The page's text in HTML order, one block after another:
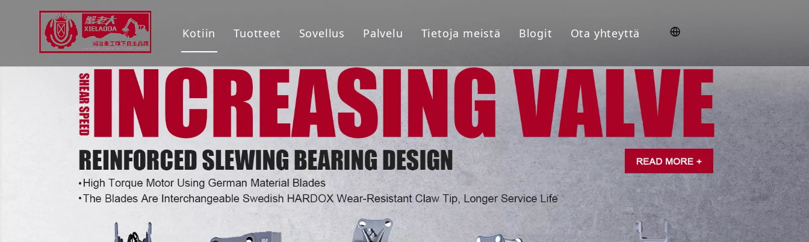
Kotiin
Tuotteet
Liitteiden tarttuminen
Monipuoliset sovellustuotteet
Sovellus
Palvelu
Jälkimyynti
Tietoja meistä
Todistus
Yhteistyökumppanit
FAQ
Blogit Ota yhteyttä